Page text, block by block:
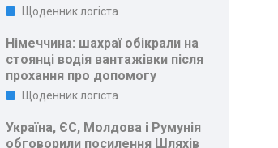
Щоденник логіста
Німеччина: шахраї обікрали на
стоянці водія вантажівки після
прохання про допомогу
Щоденник логіста
Україна, ЄС, Молдова і Румунія
обговорили посилення Шляхів